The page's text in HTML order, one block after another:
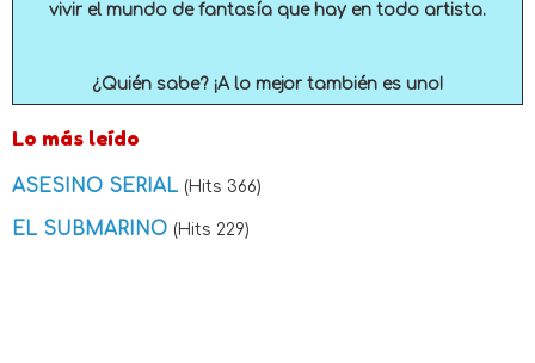
vivir el mundo de fantasía que hay en todo artista.
¿Quién sabe? ¡A lo mejor también es uno!
Lo más leído
ASESINO SERIAL (Hits 366)
EL SUBMARINO (Hits 229)